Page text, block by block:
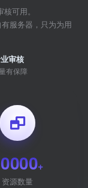
可用。
服务器，只为为用
审核
有保障
+
资源数量